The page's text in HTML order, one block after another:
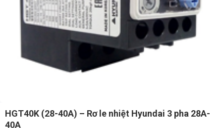
HGT40K (28-40A) – Rơ le nhiệt Hyundai 3 pha 28A-
40A